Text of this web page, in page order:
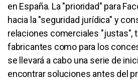
en España. La "prioridad" para
hacia la "seguridad jurídica" y
relaciones comerciales "justas",
fabricantes como para los
se llevará a cabo una serie de
encontrar soluciones antes del